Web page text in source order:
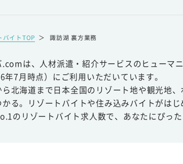
バイトTOP ＞ 諏訪湖 裏方業務
.comは、人材派遣・紹介サービスのヒューマ
年7月時点）にご利用いただいています。
ら北海道まで日本全国のリゾート地や観光地
かる。リゾートバイトや住み込みバイトがは
のリゾートバイト求人数で、あなたにぴっ